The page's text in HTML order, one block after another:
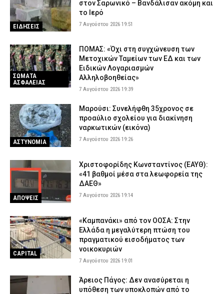
ΕΙΔΗΣΕΙΣ
στον Σαρωνικό – Βανδάλισαν ακόμη και
το Ιερό
7 Αυγούστου 2026 19:51
ΣΩΜΑΤΑ
ΑΣΦΑΛΕΙΑΣ
ΠΟΜΑΣ: «Όχι στη συγχώνευση των
Μετοχικών Ταμείων των ΕΔ και των
Ειδικών Λογαριασμών
Αλληλοβοηθείας»
7 Αυγούστου 2026 19:39
ΑΣΤΥΝΟΜΙΑ
Μαρούσι: Συνελήφθη 35χρονος σε
προαύλιο σχολείου για διακίνηση
ναρκωτικών (εικόνα)
7 Αυγούστου 2026 19:26
ΑΠΟΨΕΙΣ
Χριστοφορίδης Κωνσταντίνος (ΕΑΥΘ):
«41 βαθμοί μέσα στα λεωφορεία της
ΔΑΕΘ»
7 Αυγούστου 2026 19:14
CAPITAL
«Καμπανάκι» από τον ΟΟΣΑ: Στην
Ελλάδα η μεγαλύτερη πτώση του
πραγματικού εισοδήματος των
νοικοκυριών
7 Αυγούστου 2026 19:01
Άρειος Πάγος: Δεν ανασύρεται η
υπόθεση των υποκλοπών από το